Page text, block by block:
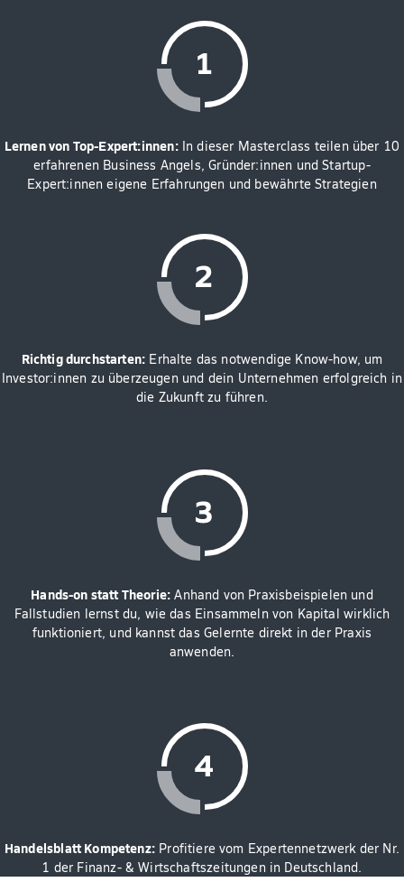
Lernen von Top-Expert:innen:In dieser Masterclass teilen über 10
erfahrenen Business Angels, Gründer:innen und Startup-
Expert:innen eigene Erfahrungen und bewährte Strategien
Richtig durchstarten: Erhalte das notwendige Know-how, um
Investor:innen zu überzeugen und dein Unternehmen erfolgreich in
die Zukunft zu führen.
Hands-on statt Theorie: Anhand von Praxisbeispielen und
Fallstudien lernst du, wie das Einsammeln von Kapital wirklich
funktioniert, und kannst das Gelernte direkt in der Praxis
anwenden.
Handelsblatt Kompetenz: Profitiere vom Expertennetzwerk der Nr.
1 der Finanz- & Wirtschaftszeitungen in Deutschland.